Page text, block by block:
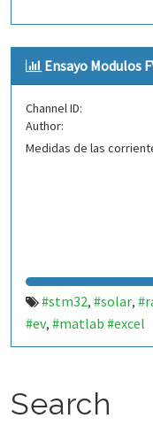
Ensayo Modulos
Channel ID:
Author:
Medidas de las
#stm32, #solar,
#ev, #matlab #excel
Search